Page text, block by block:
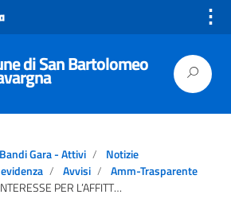
⋮
di San Bartolomeo
Bandi Gara - Attivi
Notizie
Avvisi
Amm-Trasparente
DEL COMUNE DI SAN BARTOLOMEO VAL CAVARGNA PER IL PERIODO DAL 01.05.2026 AL 30.04.2032